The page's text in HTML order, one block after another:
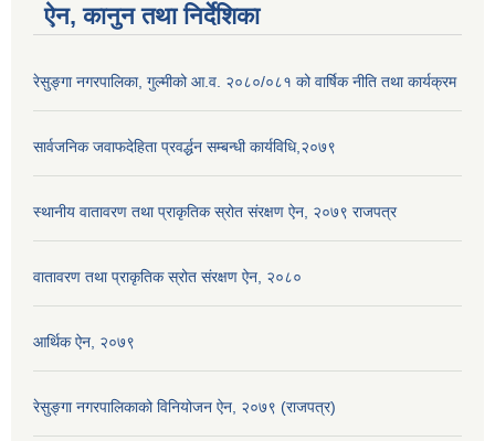
ऐन, कानुन तथा निर्देशिका
रेसुङ्गा नगरपालिका, गुल्मीको आ.व. २०८०/०८१ को वार्षिक नीति तथा कार्यक्रम
सार्वजनिक जवाफदेहिता प्रवर्द्धन सम्बन्धी कार्यविधि,२०७९
स्थानीय वातावरण तथा प्राकृतिक स्रोत संरक्षण ऐन, २०७९ राजपत्र
वातावरण तथा प्राकृतिक स्रोत संरक्षण ऐन, २०८०
आर्थिक ऐन, २०७९
रेसुङ्गा नगरपालिकाको विनियोजन ऐन, २०७९ (राजपत्र)